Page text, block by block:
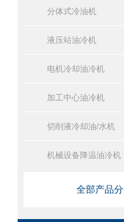
分体式冷油机
液压站油冷机
电机冷却油冷机
加工中心油冷机
切削液冷却油/水机
机械设备降温油冷机
全部产品